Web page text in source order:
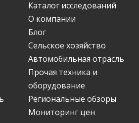
Каталог исследований
О компании
Блог
Сельское хозяйство
Автомобильная отрасль
Прочая техника и
оборудование
Региональные обзоры
Мониторинг цен